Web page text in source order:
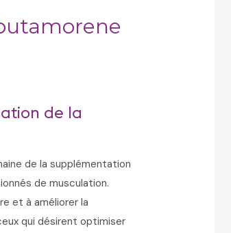
de la
de la supplémentation
de musculation.
et à améliorer la
qui désirent optimiser